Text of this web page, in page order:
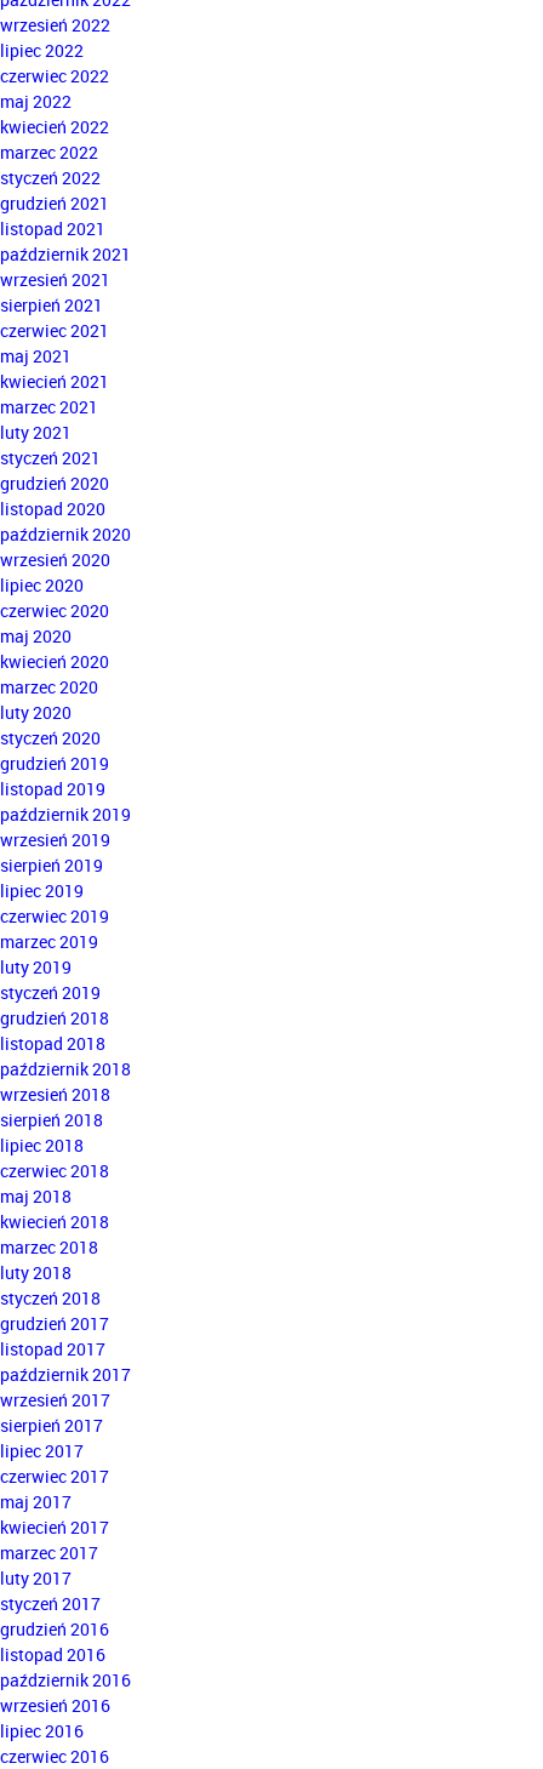
wrzesień 2022
lipiec 2022
czerwiec 2022
maj 2022
kwiecień 2022
marzec 2022
styczeń 2022
grudzień 2021
listopad 2021
październik 2021
wrzesień 2021
sierpień 2021
czerwiec 2021
maj 2021
kwiecień 2021
marzec 2021
luty 2021
styczeń 2021
grudzień 2020
listopad 2020
październik 2020
wrzesień 2020
lipiec 2020
czerwiec 2020
maj 2020
kwiecień 2020
marzec 2020
luty 2020
styczeń 2020
grudzień 2019
listopad 2019
październik 2019
wrzesień 2019
sierpień 2019
lipiec 2019
czerwiec 2019
marzec 2019
luty 2019
styczeń 2019
grudzień 2018
listopad 2018
październik 2018
wrzesień 2018
sierpień 2018
lipiec 2018
czerwiec 2018
maj 2018
kwiecień 2018
marzec 2018
luty 2018
styczeń 2018
grudzień 2017
listopad 2017
październik 2017
wrzesień 2017
sierpień 2017
lipiec 2017
czerwiec 2017
maj 2017
kwiecień 2017
marzec 2017
luty 2017
styczeń 2017
grudzień 2016
listopad 2016
październik 2016
wrzesień 2016
lipiec 2016
czerwiec 2016